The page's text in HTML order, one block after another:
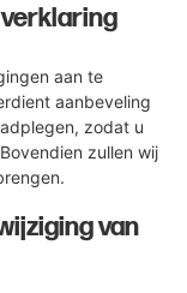
aan te
aanbeveling
zodat u
zullen wij
van